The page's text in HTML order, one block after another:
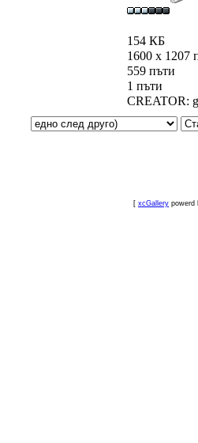
154 КБ
1600 x 1207
559 пъти
1 пъти
CREATOR:
[ xcGallery